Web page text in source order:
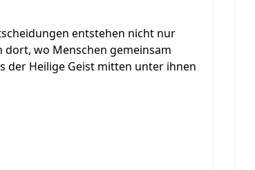
entstehen nicht nur
wo Menschen gemeinsam
der Heilige Geist mitten unter ihnen